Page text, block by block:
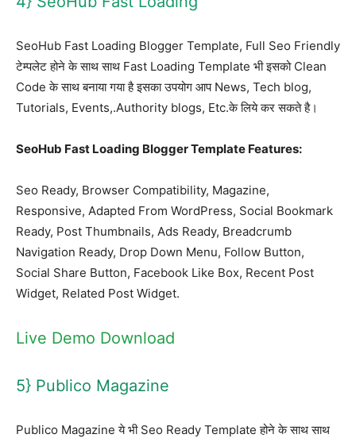
SeoHub Fast Loading Blogger Template, Full Seo Friendly
टेम्पलेट होने के साथ साथ Fast Loading Template भी इसको Clean
Code के साथ बनाया गया है इसका उपयोग आप News, Tech blog,
Tutorials, Events,.Authority blogs, Etc.के लिये कर सकते है।
SeoHub Fast Loading Blogger Template Features:
Seo Ready, Browser Compatibility, Magazine,
Responsive, Adapted From WordPress, Social Bookmark
Ready, Post Thumbnails, Ads Ready, Breadcrumb
Navigation Ready, Drop Down Menu, Follow Button,
Social Share Button, Facebook Like Box, Recent Post
Widget, Related Post Widget.
Live Demo Download
5} Publico Magazine
Publico Magazine ये भी Seo Ready Template होने के साथ साथ